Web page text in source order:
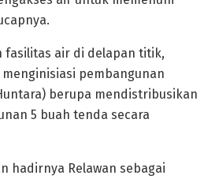
fasilitas air di delapan titik,
menginisiasi pembangunan
berupa mendistribusikan
5 buah tenda secara
hadirnya Relawan sebagai